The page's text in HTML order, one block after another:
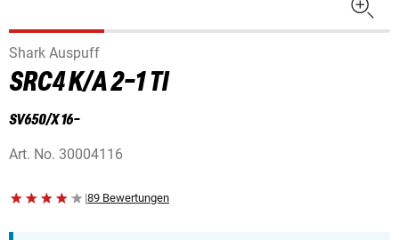
Shark Auspuff
SRC4 K/A 2-1 TI
SV650/X 16-
Art. No. 30004116
|89 Bewertungen